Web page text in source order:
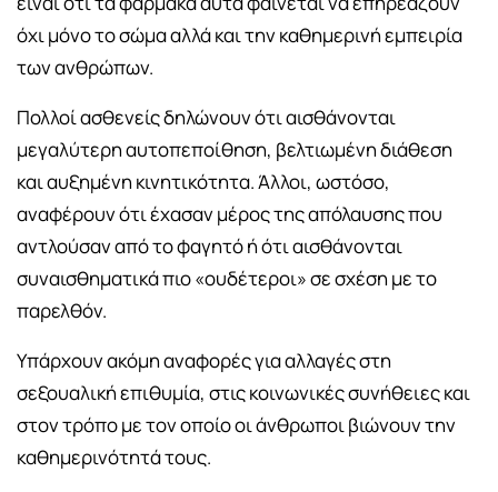
όχι μόνο το σώμα αλλά και την καθημερινή εμπειρία
των ανθρώπων.
Πολλοί ασθενείς δηλώνουν ότι αισθάνονται
μεγαλύτερη αυτοπεποίθηση, βελτιωμένη διάθεση
και αυξημένη κινητικότητα. Άλλοι, ωστόσο,
αναφέρουν ότι έχασαν μέρος της απόλαυσης που
αντλούσαν από το φαγητό ή ότι αισθάνονται
συναισθηματικά πιο «ουδέτεροι» σε σχέση με το
παρελθόν.
Υπάρχουν ακόμη αναφορές για αλλαγές στη
σεξουαλική επιθυμία, στις κοινωνικές συνήθειες και
στον τρόπο με τον οποίο οι άνθρωποι βιώνουν την
καθημερινότητά τους.